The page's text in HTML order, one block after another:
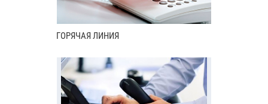
ГОРЯЧАЯ ЛИНИЯ